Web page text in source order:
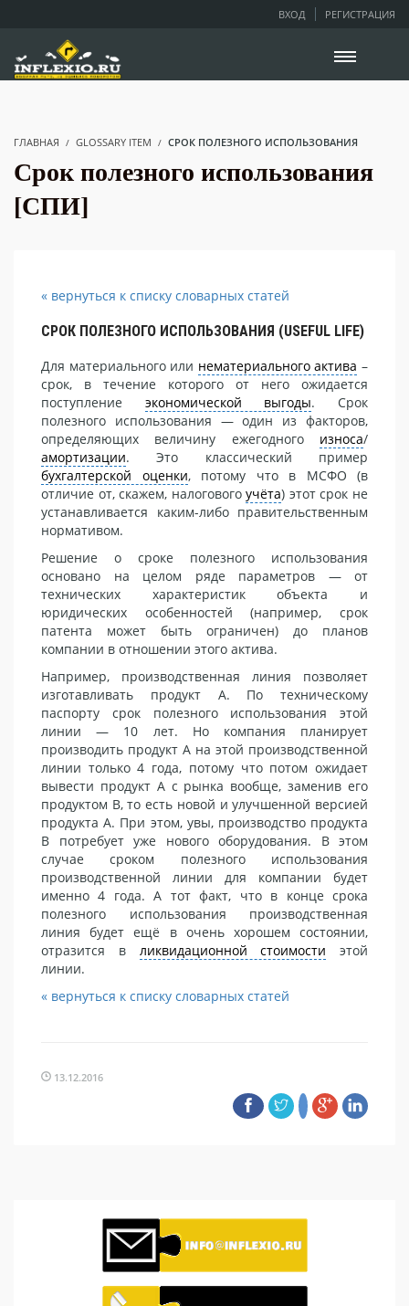
ВХОД РЕГИСТРАЦИЯ
ГЛАВНАЯ GLOSSARY ITEM СРОК ПОЛЕЗНОГО ИСПОЛЬЗОВАНИЯ
Срок полезного использования
[СПИ]
« вернуться к списку словарных статей
СРОК ПОЛЕЗНОГО ИСПОЛЬЗОВАНИЯ (USEFUL LIFE)
Для материального или нематериального актива –
срок, в течение которого от него ожидается
поступление экономической выгоды. Срок
полезного использования — один из факторов,
определяющих величину ежегодного износа/
амортизации. Это классический пример
бухгалтерской оценки, потому что в МСФО (в
отличие от, скажем, налоговогоучёта) этот срок не
устанавливается каким-либо правительственным
нормативом.
Решение о сроке полезного использования
основано на целом ряде параметров — от
технических характеристик объекта и
юридических особенностей (например, срок
патента может быть ограничен) до планов
компании в отношении этого актива.
Например, производственная линия позволяет
изготавливать продукт А. По техническому
паспорту срок полезного использования этой
линии — 10 лет. Но компания планирует
производить продукт А на этой производственной
линии только 4 года, потому что потом ожидает
вывести продукт А с рынка вообще, заменив его
продуктом В, то есть новой и улучшенной версией
продукта А. При этом, увы, производство продукта
В потребует уже нового оборудования. В этом
случае сроком полезного использования
производственной линии для компании будет
именно 4 года. А тот факт, что в конце срока
полезного использования производственная
линия будет ещё в очень хорошем состоянии,
отразится в ликвидационной стоимости этой
линии.
« вернуться к списку словарных статей
13.12.2016